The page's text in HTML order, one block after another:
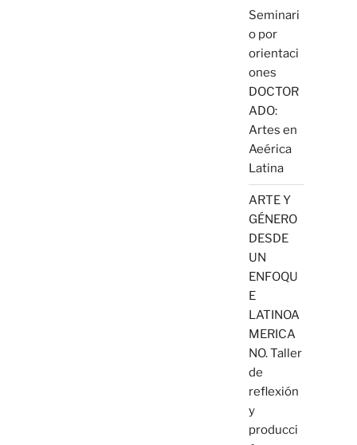
Seminari
o por
orientaci
ones
DOCTOR
ADO:
Artes en
Aeérica
Latina
ARTE Y
GÉNERO
DESDE
UN
ENFOQU
E
LATINOA
MERICA
NO. Taller
de
reflexión
y
producci